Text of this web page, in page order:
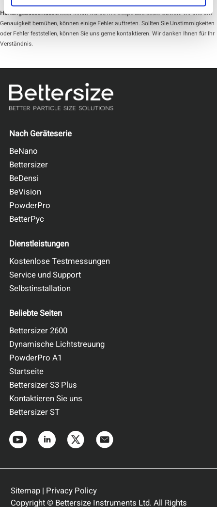
Haftungsausschluss:Dieser Inhalt wurde mit DeepL übersetzt. Obwohl wir uns um
Genauigkeit bemühen, können einige Fehler auftreten. Sollten Sie Unstimmigkeiten
oder Fehler feststellen, können Sie uns gerne kontaktieren. Wir danken Ihnen für Ihr
Verständnis.
Nach Geräteserie
BeNano
Bettersizer
BeDensi
BeVision
PowderPro
BetterPyc
Dienstleistungen
Kostenlose Testmessungen
Service und Support
Selbstinstallation
Beliebte Seiten
Bettersizer 2600
Dynamische Lichtstreuung
PowderPro A1
Startseite
Bettersizer S3 Plus
Kontaktieren Sie uns
Bettersizer ST
Sitemap| Privacy Policy
Copyright © Bettersize Instruments Ltd. All Rights